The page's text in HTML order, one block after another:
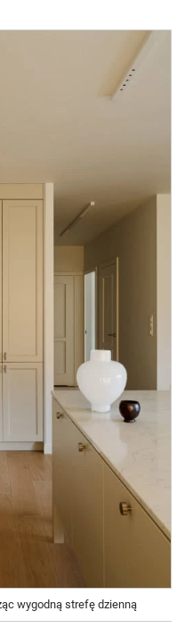
wygodną strefę dzienną